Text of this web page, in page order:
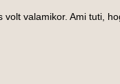
valamikor. Ami tuti,